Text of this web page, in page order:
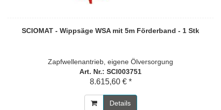
SCIOMAT - Wippsäge WSA mit 5m Förderband - 1 Stk
Zapfwellenantrieb, eigene Ölversorgung
Art. Nr.: SCI003751
8.615,60 € *
Details